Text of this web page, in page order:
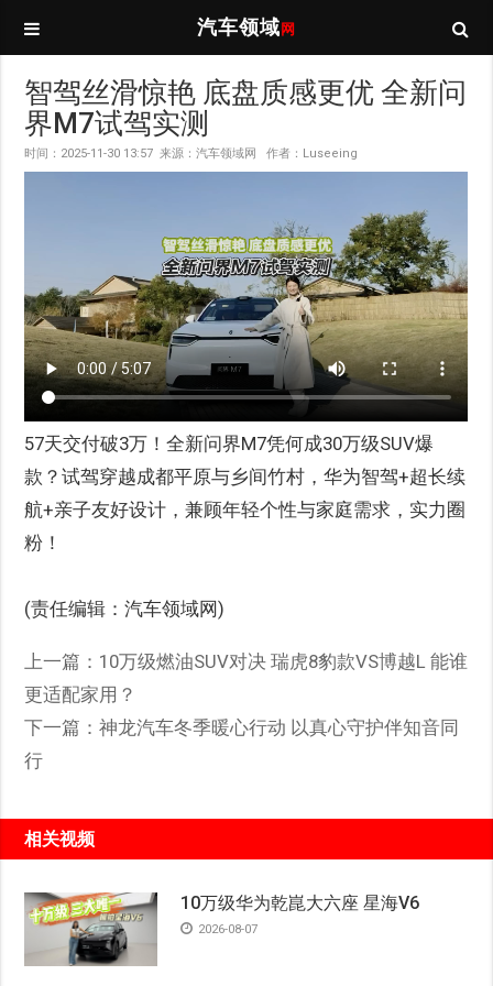
汽车领域 网
智驾丝滑惊艳 底盘质感更优 全新问
界M7试驾实测
时间：2025-11-30 13:57 来源：汽车领域网 作者：Luseeing
57天交付破3万！全新问界M7凭何成30万级SUV爆
款？试驾穿越成都平原与乡间竹村，华为智驾+超长续
航+亲子友好设计，兼顾年轻个性与家庭需求，实力圈
粉！
(责任编辑：汽车领域网)
上一篇： 10万级燃油SUV对决 瑞虎8豹款VS博越L 能谁
更适配家用？
下一篇：神龙汽车冬季暖心行动 以真心守护伴知音同
行
相关视频
10万级华为乾崑大六座 星海V6
2026-08-07